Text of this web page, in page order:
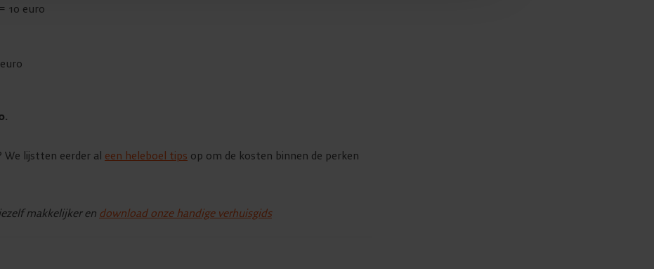
10 euro
We lijstten eerder al een heleboel tips op om de kosten binnen de perken
makkelijker en download onze handige verhuisgids